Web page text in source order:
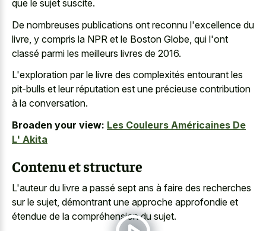
que le sujet suscite.
De nombreuses publications ont reconnu l'excellence du
livre, y compris la NPR et le Boston Globe, qui l'ont
classé parmi les meilleurs livres de 2016.
L'exploration par le livre des complexités entourant les
pit-bulls et leur réputation est une précieuse contribution
à la conversation.
Broaden your view: Les Couleurs Américaines De
L' Akita
Contenu et structure
L'auteur du livre a passé sept ans à faire des recherches
sur le sujet, démontrant une approche approfondie et
étendue de la compréhension du sujet.